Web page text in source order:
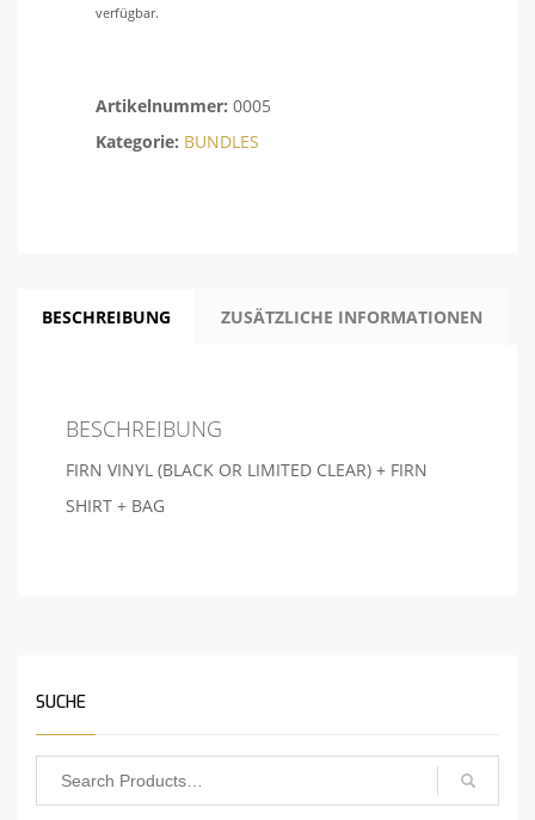
verfügbar.
Artikelnummer: 0005
Kategorie: BUNDLES
BESCHREIBUNG ZUSÄTZLICHE INFORMATIONEN
BESCHREIBUNG
FIRN VINYL (BLACK OR LIMITED CLEAR) + FIRN
SHIRT + BAG
SUCHE